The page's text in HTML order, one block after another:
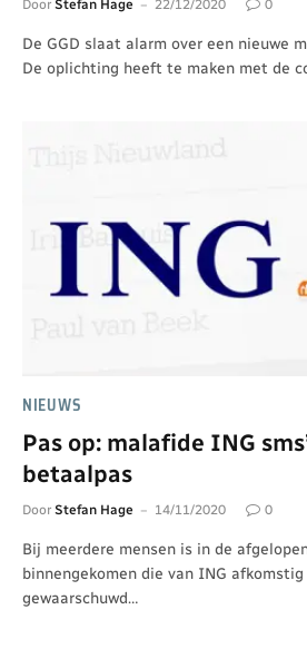
Door Stefan Hage 22/12/2020 0
De GGD slaat alarm over een nieuwe
De oplichting heeft te maken met de
NIEUWS
Pas op: malafide ING
betaalpas
Door Stefan Hage 14/11/2020 0
Bij meerdere mensen is in de
binnengekomen die van ING
gewaarschuwd…